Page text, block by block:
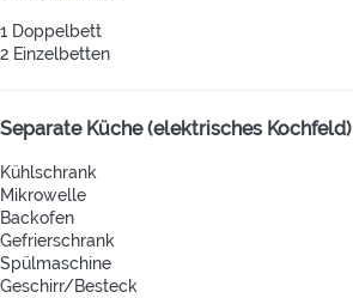
1 Doppelbett
2 Einzelbetten
Separate Küche (elektrisches Kochfeld)
Kühlschrank
Mikrowelle
Backofen
Gefrierschrank
Spülmaschine
Geschirr/Besteck